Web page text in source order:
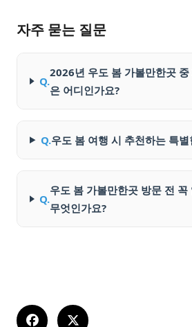
자주 묻는 질문
Q.
2026년 우도 봄 가볼만한곳
은 어디인가요?
Q.우도 봄 여행 시 추천하는 특
Q.
우도 봄 가볼만한곳 방문 전
무엇인가요?